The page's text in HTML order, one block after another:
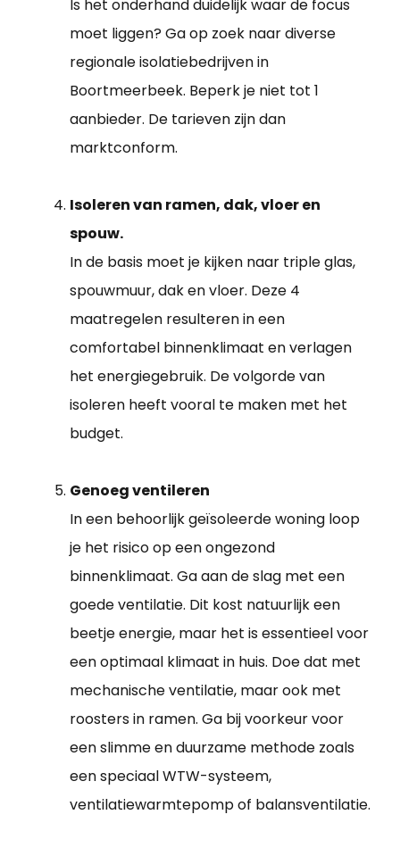
Is het onderhand duidelijk waar de focus
moet liggen? Ga op zoek naar diverse
regionale isolatiebedrijven in
Boortmeerbeek. Beperk je niet tot 1
aanbieder. De tarieven zijn dan
marktconform.
Isoleren van ramen, dak, vloer en
spouw.
In de basis moet je kijken naar triple glas,
spouwmuur, dak en vloer. Deze 4
maatregelen resulteren in een
comfortabel binnenklimaat en verlagen
het energiegebruik. De volgorde van
isoleren heeft vooral te maken met het
budget.
Genoeg ventileren
In een behoorlijk geïsoleerde woning loop
je het risico op een ongezond
binnenklimaat. Ga aan de slag met een
goede ventilatie. Dit kost natuurlijk een
beetje energie, maar het is essentieel voor
een optimaal klimaat in huis. Doe dat met
mechanische ventilatie, maar ook met
roosters in ramen. Ga bij voorkeur voor
een slimme en duurzame methode zoals
een speciaal WTW-systeem,
ventilatiewarmtepomp of balansventilatie.